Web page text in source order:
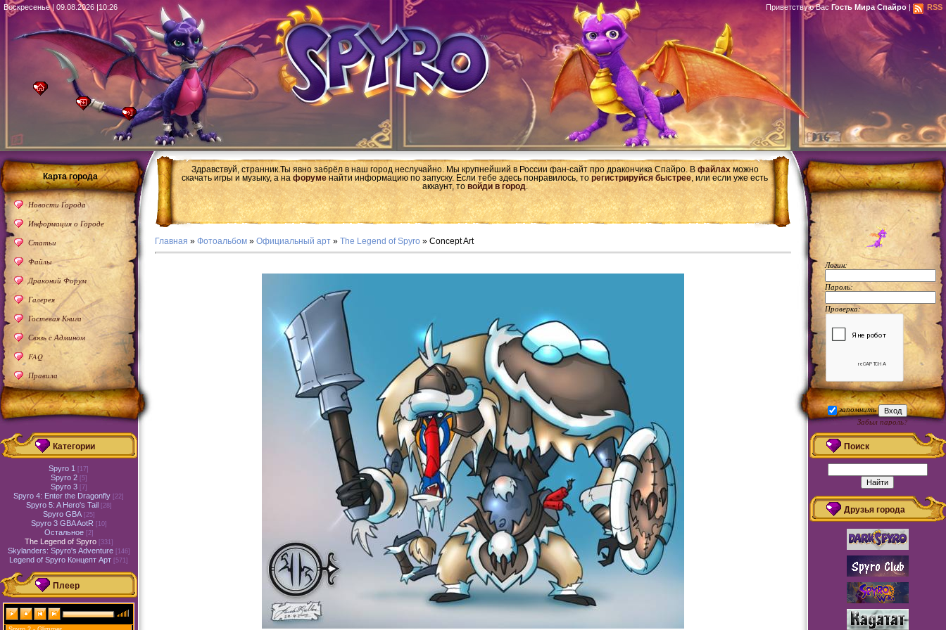
Воскресенье | 09.08.2026 |10:26 Приветствую Вас Гость Мира Спайро | RSS
Здравствуй, странник.Ты явно забрёл в наш город неслучайно. Мы крупнейший в России фан-сайт про дракончика Спайро. В файлахможно
скачать игры и музыку, а на форуме найти информацию по запуску. Если тебе здесь понравилось, торегистрируйся быстрее, или если уже есть
аккаунт, то войди в город.
Главная » Фотоальбом » Официальный арт » The Legend of Spyro » Concept Art
Карта города
Новости Города
Информация о Городе
Статьи
Файлы
Драконий Форум
Галерея
Гостевая Книга
Связь с Админом
FAQ
Правила
Категории
Spyro 1 [17]
Spyro 2 [5]
Spyro 3 [7]
Spyro 4: Enter the Dragonfly [22]
Spyro 5: A Hero's Tail [28]
Spyro GBA [25]
Spyro 3 GBA AotR [10]
Остальное [2]
The Legend of Spyro [331]
Skylanders: Spyro's Adventure [146]
Legend of Spyro Концепт Арт [571]
Плеер
Логин:
Пароль:
Проверка:
запомнить
Забыл пароль?
Регистрация
Поиск
Друзья города